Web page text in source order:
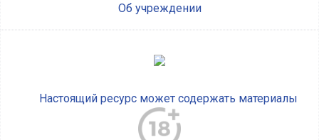
Об учреждении
Настоящий ресурс может содержать материалы